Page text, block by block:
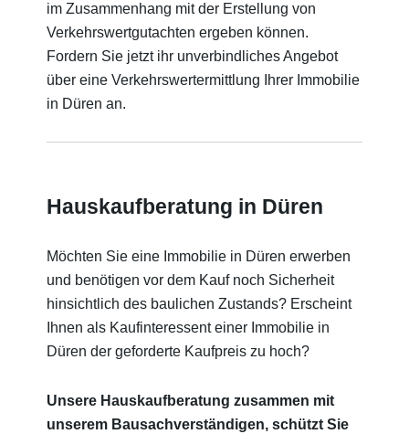
im Zusammenhang mit der Erstellung von
Verkehrswertgutachten ergeben können.
Fordern Sie jetzt ihr unverbindliches Angebot
über eine Verkehrswertermittlung Ihrer Immobilie
in Düren an.
Hauskaufberatung in Düren
Möchten Sie eine Immobilie in Düren erwerben
und benötigen vor dem Kauf noch Sicherheit
hinsichtlich des baulichen Zustands? Erscheint
Ihnen als Kaufinteressent einer Immobilie in
Düren der geforderte Kaufpreis zu hoch?
Unsere Hauskaufberatung zusammen mit
unserem Bausachverständigen, schützt Sie